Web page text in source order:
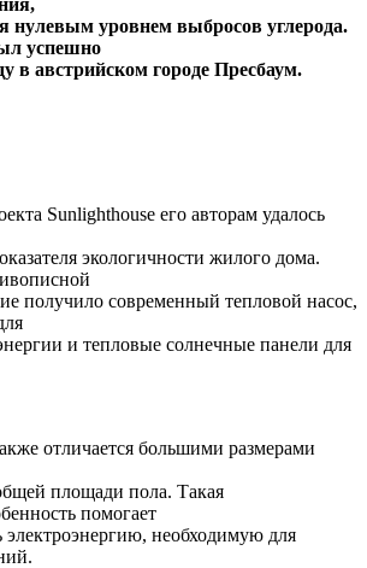
нулевым уровнем выбросов углерода.
успешно
в австрийском городе Пресбаум.
Sunlighthouse его авторам удалось
экологичности жилого дома.
получило современный тепловой насос,
и тепловые солнечные панели для
отличается большими размерами
площади пола. Такая
помогает
необходимую для